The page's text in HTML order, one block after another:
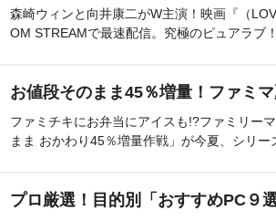
森崎ウィンと向井康二がW主演！映画『（
OM STREAMで最速配信。究極のピュアラブ！
お値段そのまま45％増量！ファミ
ファミチキにお弁当にアイスも!?ファミリー
まま おかわり45％増量作戦」が今夏、シリー
プロ厳選！目的別「おすすめPC９